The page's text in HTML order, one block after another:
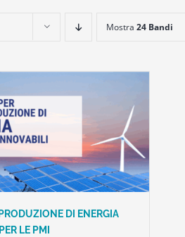
Mostra 24 Bandi
DI ENERGIA
LE PMI